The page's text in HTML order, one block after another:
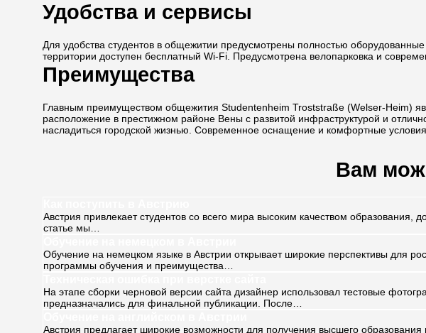
Удобства и сервисы
Для удобства студентов в общежитии предусмотрены полностью
территории доступен бесплатный Wi-Fi. Предусмотрена велопарковка и
Преимущества
Главным преимуществом общежития Studentenheim Troststraße (Welser-Heim)
расположение в престижном районе Вены с развитой инфраструктурой и
насладиться городской жизнью. Современное оснащение и комфортные
Вам
Австрия привлекает студентов со всего мира высоким качеством
статье мы…
Обучение на немецком языке в Австрии открывает широкие перспективы для
программы обучения и преимущества…
На этапе сборки черновой версии сайта дизайнер использовал тестовые
предназначались для финальной публикации. После…
Австрия предлагает широкие возможности для получения высшего